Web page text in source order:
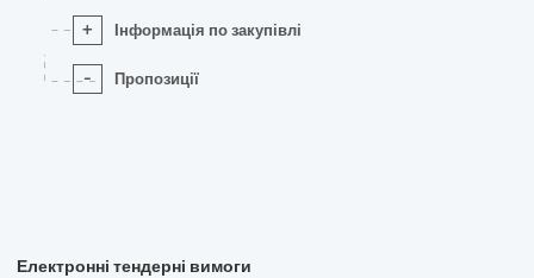
+ Інформація по закупівлі
- Пропозиції
Електронні тендерні вимоги